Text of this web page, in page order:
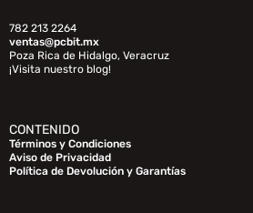
782 213 2264
ventas@pcbit.mx
Poza Rica de Hidalgo, Veracruz
¡Visita nuestro blog!
CONTENIDO
Términos y Condiciones
Aviso de Privacidad
Política de Devolución y Garantías